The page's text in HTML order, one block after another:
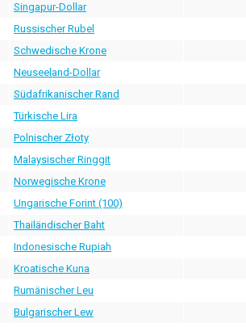
Singapur-Dollar
Russischer Rubel
Schwedische Krone
Neuseeland-Dollar
Südafrikanischer Rand
Türkische Lira
Polnischer Złoty
Malaysischer Ringgit
Norwegische Krone
Ungarische Forint (100)
Thailändischer Baht
Indonesische Rupiah
Kroatische Kuna
Rumänischer Leu
Bulgarischer Lew